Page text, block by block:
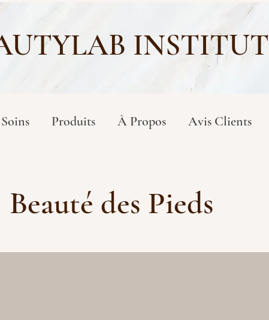
INSTITUT
Produits À Propos Avis Clients
Beauté des Pieds